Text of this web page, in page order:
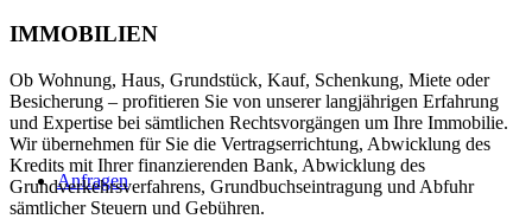
Anfragen
IMMOBILIEN
Ob Wohnung, Haus, Grundstück, Kauf, Schenkung, Miete oder
Besicherung – profitieren Sie von unserer langjährigen Erfahrung
und Expertise bei sämtlichen Rechtsvorgängen um Ihre Immobilie.
Wir übernehmen für Sie die Vertragserrichtung, Abwicklung des
Kredits mit Ihrer finanzierenden Bank, Abwicklung des
Grundverkehrsverfahrens, Grundbuchseintragung und Abfuhr
sämtlicher Steuern und Gebühren.